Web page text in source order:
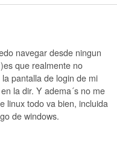
navegar desde ningun
que realmente no
pantalla de login de mi
la dir. Y adema´s no me
linux todo va bien, incluida
de windows.